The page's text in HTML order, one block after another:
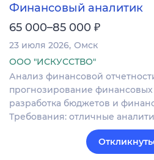
Финансовый аналитик
65 000–85 000 ₽
23 июля 2026 Омск
ООО "ИСКУССТВО"
Анализ финансовой
прогнозирование финансовых
разработка бюджетов и
Требования: отличные